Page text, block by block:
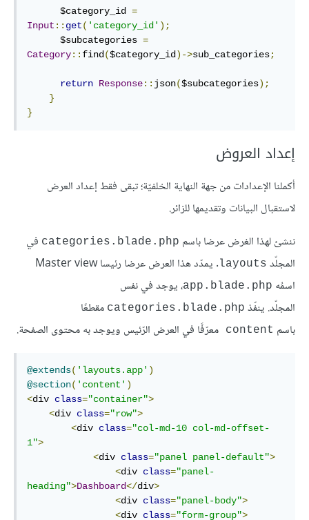
      $category_id
=
Input :: get( 'category_id' );
      $subcategories
=
Category:: find($category_id)->sub_categories;
return Response:: json($subcategories);
}
}
إعداد العروض
أكملنا الإعدادات من جهة النهاية الخلفيّة؛ تبقى فقط إعداد العرض
لاستقبال البيانات وتقديمها للزائر.
ننشئ لهذا الغرض عرضا باسم categories.blade.php في
المجلّد layouts
. يمدّد هذا العرض عرضا رئيسا Master view
اسمُه app.blade.php، يوجد في نفس
المجلّد. ينفّذ categories.blade.php مقطعًا
باسم content معرّفًا في العرض الرّئيس ويوجد به محتوى الصفحة.
@extends( 'layouts.app' )
@section( 'content' )
<div class="container">
<div class="row">
<div class="col-md-10 col-md-offset-
1">
<div class="panel panel-default">
<div class="panel-
heading">Dashboard</div>
<div class="panel-body">
<div class="form-group">